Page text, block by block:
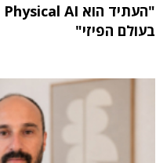
בעולם הפיזי"